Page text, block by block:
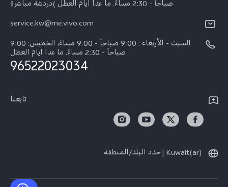
Y39 5G
V50 Lite 5G
V50 5G
اسعار قطع الغيار
تحديثات النظام
بيان الخصوصية بشأن خدمة العملاء
مركز الخصوصية لدى vivo
صباحاً - 2:30 مساءً. ما عدا ايام العطل )دردشة مباشرة
service.kw@me.vivo.com
السبت - الأربعاء : 9:00 صباحاً - 9:00 مساءً، الخميس: 9:00
صباحاً - 2:30 مساءً. ما عدا ايام العطل
96522023034
تابعنا
Kuwait(ar) | حدد البلد/المنطقة